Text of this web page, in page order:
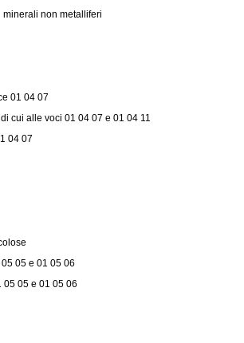
non metalliferi
01 04 07
cui alle voci 01 04 07 e 01 04 11
04 07
05 e 01 05 06
05 e 01 05 06